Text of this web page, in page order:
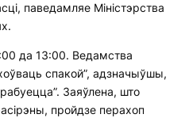
паведамляе Міністэрства
да 13:00. Ведамства
спакой”, адзначыўшы,
Заяўлена, што
пройдзе перахоп